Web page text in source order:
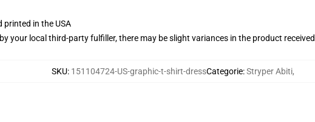
printed in the USA
your local third-party fulfiller, there may be slight variances in the product received
SKU: 151104724-US-graphic-t-shirt-dressCategorie:Stryper Abiti,